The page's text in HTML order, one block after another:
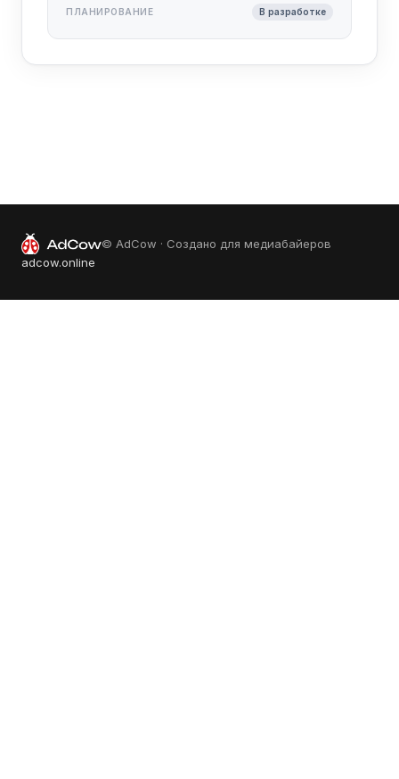
ПЛАНИРОВАНИЕ В разработке
© AdCow · Создано для медиабайеров
adcow.online